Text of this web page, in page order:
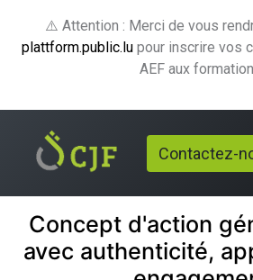
⚠️ Attention : Merci de vous
plattform.public.lu pour inscrire vos
AEF aux
Contactez-
Concept d'action
avec authenticité,